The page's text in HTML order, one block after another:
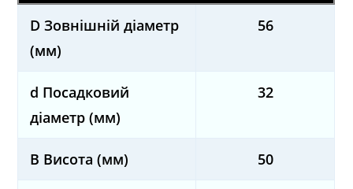
D Зовнішній діаметр
(мм)
56
d Посадковий
діаметр (мм)
32
B Висота (мм) 50